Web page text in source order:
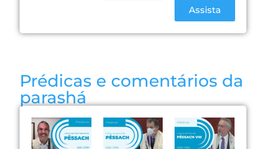
Assista
Prédicas e comentários da
parashá